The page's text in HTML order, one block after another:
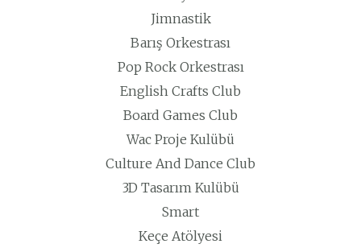
Jimnastik
Barış Orkestrası
Pop Rock Orkestrası
English Crafts Club
Board Games Club
Wac Proje Kulübü
Culture And Dance Club
3D Tasarım Kulübü
Smart
Keçe Atölyesi